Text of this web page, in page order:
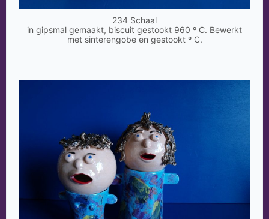
234 Schaal
in gipsmal gemaakt, biscuit gestookt 960 º C. Bewerkt
met sinterengobe en gestookt º C.